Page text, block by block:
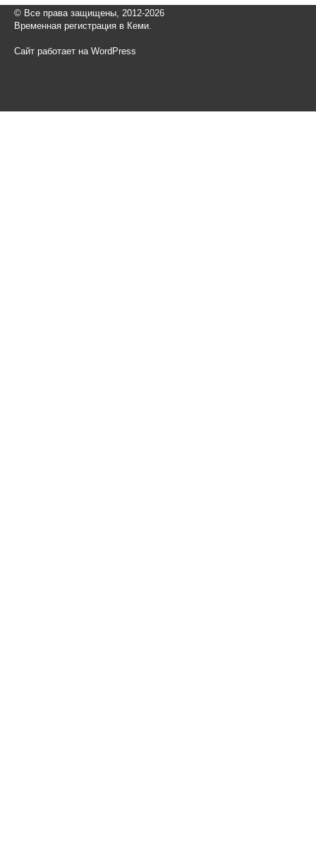
© Все права защищены, 2012-2026
Временная регистрация в Кеми.
Сайт работает на WordPress